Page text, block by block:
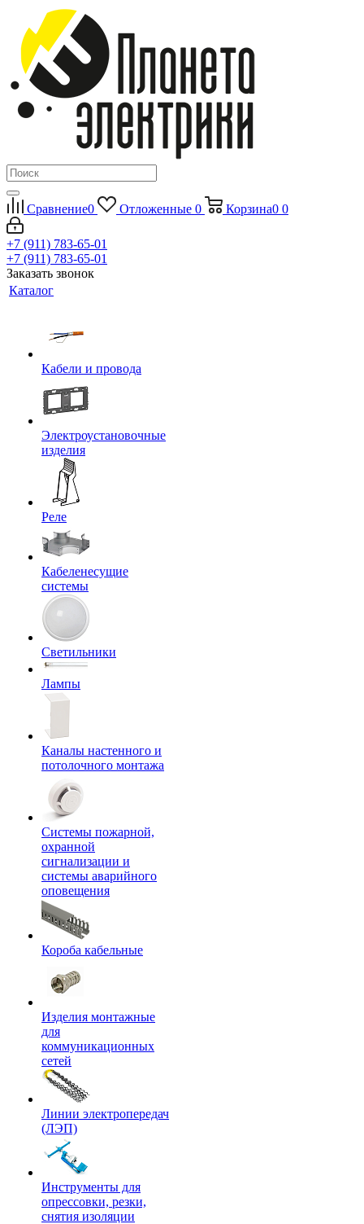
Сравнение0 Отложенные 0 Корзина0 0
+7 (911) 783-65-01
+7 (911) 783-65-01
Заказать звонок
Каталог
Кабели и провода
Электроустановочные
изделия
Реле
Кабеленесущие
системы
Светильники
Лампы
Каналы настенного и
потолочного монтажа
Системы пожарной,
охранной
сигнализации и
системы аварийного
оповещения
Короба кабельные
Изделия монтажные
для
коммуникационных
сетей
Линии электропередач
(ЛЭП)
Инструменты для
опрессовки, резки,
снятия изоляции